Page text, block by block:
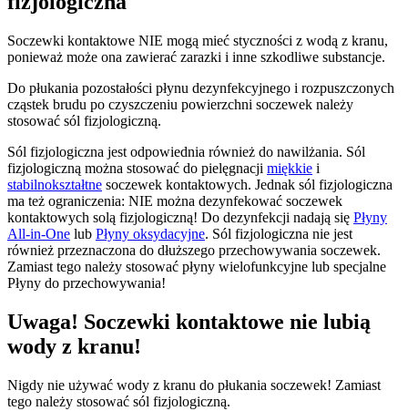
Soczewki kontaktowe NIE mogą mieć styczności z wodą z kranu,
ponieważ może ona zawierać zarazki i inne szkodliwe substancje.
Do płukania pozostałości płynu dezynfekcyjnego i rozpuszczonych
cząstek brudu po czyszczeniu powierzchni soczewek należy
stosować sól fizjologiczną.
Sól fizjologiczna jest odpowiednia również do nawilżania. Sól
fizjologiczną można stosować do pielęgnacji miękkie i
stabilnokształtne soczewek kontaktowych. Jednak sól fizjologiczna
ma też ograniczenia: NIE można dezynfekować soczewek
kontaktowych solą fizjologiczną! Do dezynfekcji nadają się Płyny
All-in-One lub Płyny oksydacyjne. Sól fizjologiczna nie jest
również przeznaczona do dłuższego przechowywania soczewek.
Zamiast tego należy stosować płyny wielofunkcyjne lub specjalne
Płyny do przechowywania!
Uwaga! Soczewki kontaktowe nie lubią
wody z kranu!
Nigdy nie używać wody z kranu do płukania soczewek! Zamiast
tego należy stosować sól fizjologiczną.